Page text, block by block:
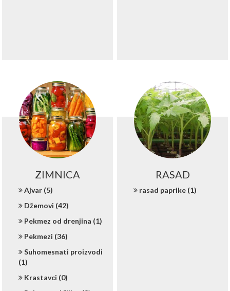
ZIMNICA
Ajvar (5)
Džemovi (42)
Pekmez od drenjina (1)
Pekmezi (36)
Suhomesnati proizvodi
(1)
Krastavci (0)
RASAD
rasad paprike (1)